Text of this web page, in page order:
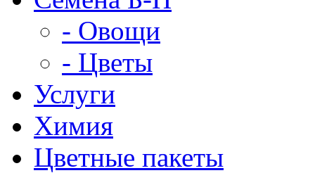
- Овощи
- Цветы
Услуги
Химия
Цветные пакеты